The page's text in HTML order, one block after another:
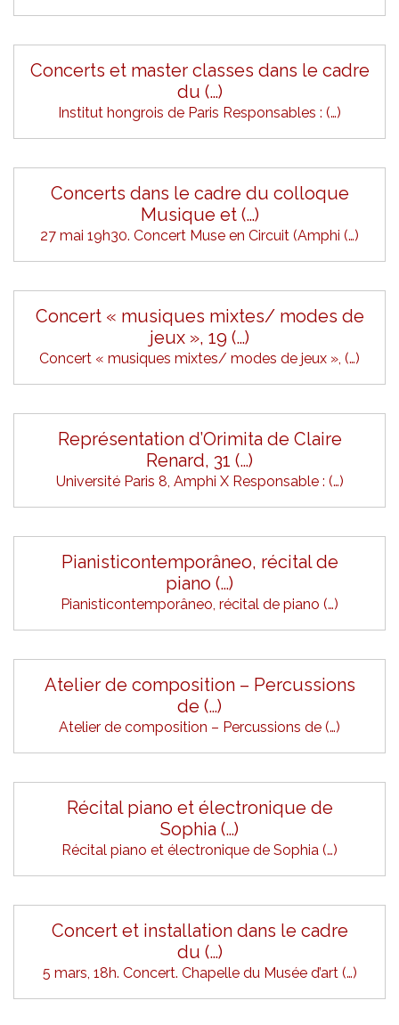
Concerts et master classes dans le cadre
du (…)
Institut hongrois de Paris Responsables : (…)
Concerts dans le cadre du colloque
Musique et (…)
27 mai 19h30. Concert Muse en Circuit (Amphi (…)
Concert « musiques mixtes/ modes de
jeux », 19 (…)
Concert « musiques mixtes/ modes de jeux », (…)
Représentation d’Orimita de Claire
Renard, 31 (…)
Université Paris 8, Amphi X Responsable : (…)
Pianisticontemporâneo, récital de
piano (…)
Pianisticontemporâneo, récital de piano (…)
Atelier de composition – Percussions
de (…)
Atelier de composition – Percussions de (…)
Récital piano et électronique de
Sophia (…)
Récital piano et électronique de Sophia (…)
Concert et installation dans le cadre
du (…)
5 mars, 18h. Concert. Chapelle du Musée d’art (…)